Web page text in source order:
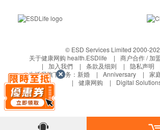
© ESD Services Limited 2000-
关于健康网购 health.ESDlife
商户合作 / 加
加入我們
条款及细则 隐私声明
生活易旗下业务： 新婚 Anniversary 家
健康网购
Digital